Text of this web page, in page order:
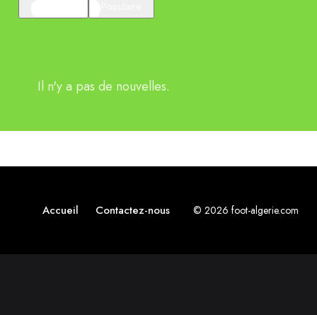
Il n'y a pas de nouvelles.
Accueil Contactez-nous © 2026 foot-algerie.com